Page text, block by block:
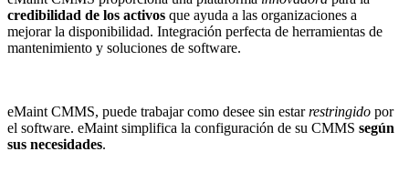
credibilidad de los activos que ayuda a las organizaciones a
mejorar la disponibilidad. Integración perfecta de herramientas de
mantenimiento y soluciones de software.
eMaint CMMS, puede trabajar como desee sin estarrestringido por
el software. eMaint simplifica la configuración de su CMMS según
sus necesidades.